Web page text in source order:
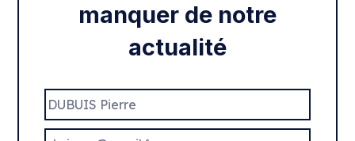
manquer de notre
actualité